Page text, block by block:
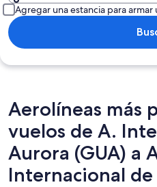
Agregar una estancia para armar
Aerolíneas más
vuelos de A.
Aurora (GUA) a
Internacional de